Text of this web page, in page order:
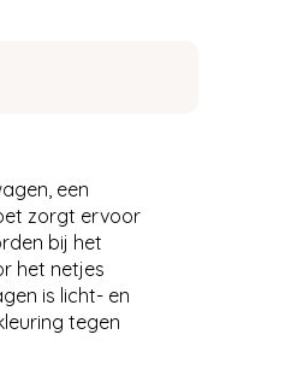
een
zorgt ervoor
bij het
het netjes
is licht- en
tegen